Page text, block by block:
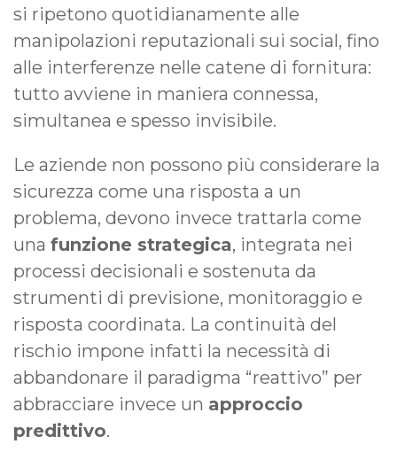
si ripetono quotidianamente alle
manipolazioni reputazionali sui social, fino
alle interferenze nelle catene di fornitura:
tutto avviene in maniera connessa,
simultanea e spesso invisibile.
Le aziende non possono più considerare la
sicurezza come una risposta a un
problema, devono invece trattarla come
una funzione strategica, integrata nei
processi decisionali e sostenuta da
strumenti di previsione, monitoraggio e
risposta coordinata. La continuità del
rischio impone infatti la necessità di
abbandonare il paradigma “reattivo” per
abbracciare invece un approccio
predittivo.